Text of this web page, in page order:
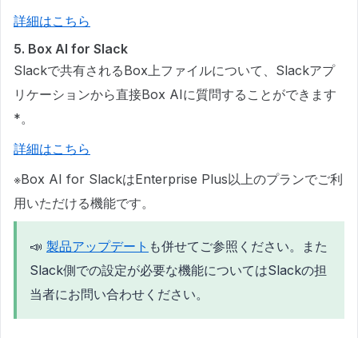
詳細はこちら
5. Box AI for Slack
Slackで共有されるBox上ファイルについて、Slackアプ
リケーションから直接Box AIに質問することができます
*。
詳細はこちら
※Box AI for SlackはEnterprise Plus以上のプランでご利
用いただける機能です。
📣 製品アップデート も併せてご参照ください。また
Slack側での設定が必要な機能についてはSlackの担
当者にお問い合わせください。